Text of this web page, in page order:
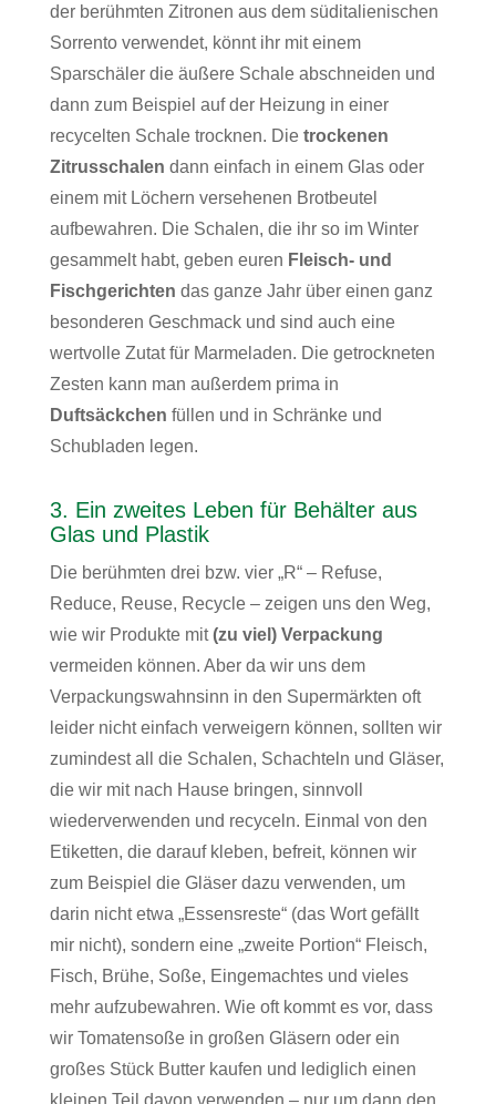
der berühmten Zitronen aus dem süditalienischen
Sorrento verwendet, könnt ihr mit einem
Sparschäler die äußere Schale abschneiden und
dann zum Beispiel auf der Heizung in einer
recycelten Schale trocknen. Die trockenen
Zitrusschalen dann einfach in einem Glas oder
einem mit Löchern versehenen Brotbeutel
aufbewahren. Die Schalen, die ihr so im Winter
gesammelt habt, geben euren Fleisch- und
Fischgerichten das ganze Jahr über einen ganz
besonderen Geschmack und sind auch eine
wertvolle Zutat für Marmeladen. Die getrockneten
Zesten kann man außerdem prima in
Duftsäckchen füllen und in Schränke und
Schubladen legen.
3. Ein zweites Leben für Behälter aus
Glas und Plastik
Die berühmten drei bzw. vier „R“ – Refuse,
Reduce, Reuse, Recycle – zeigen uns den Weg,
wie wir Produkte mit(zu viel) Verpackung
vermeiden können. Aber da wir uns dem
Verpackungswahnsinn in den Supermärkten oft
leider nicht einfach verweigern können, sollten wir
zumindest all die Schalen, Schachteln und Gläser,
die wir mit nach Hause bringen, sinnvoll
wiederverwenden und recyceln. Einmal von den
Etiketten, die darauf kleben, befreit, können wir
zum Beispiel die Gläser dazu verwenden, um
darin nicht etwa „Essensreste“ (das Wort gefällt
mir nicht), sondern eine „zweite Portion“ Fleisch,
Fisch, Brühe, Soße, Eingemachtes und vieles
mehr aufzubewahren. Wie oft kommt es vor, dass
wir Tomatensoße in großen Gläsern oder ein
großes Stück Butter kaufen und lediglich einen
kleinen Teil davon verwenden – nur um dann den